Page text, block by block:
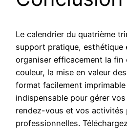
Le calendrier du quatrième
support pratique, esthétique
organiser efficacement la fin
couleur, la mise en valeur
format facilement
indispensable pour gérer
rendez-vous et vos activités
professionnelles.